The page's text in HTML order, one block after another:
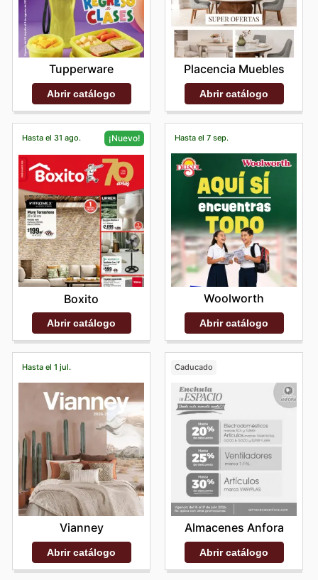
Tupperware
Abrir catálogo
Placencia Muebles
Abrir catálogo
Hasta el 31 ago. ¡Nuevo!
Boxito
Abrir catálogo
Hasta el 7 sep.
Woolworth
Abrir catálogo
Hasta el 1 jul.
Vianney
Abrir catálogo
Caducado
Almacenes Anfora
Abrir catálogo